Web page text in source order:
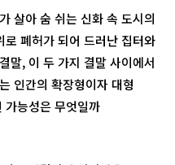
살아 숨 쉬는 신화 속 도시의
폐허가 되어 드러난 집터와
말, 이 두 가지 결말 사이에서
인간의 확장형이자 대형
가능성은 무엇일까